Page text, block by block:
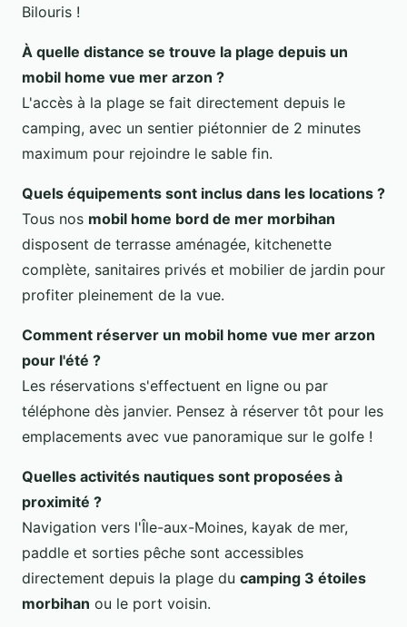
Bilouris !
À quelle distance se trouve la plage depuis un
mobil home vue mer arzon ?
L'accès à la plage se fait directement depuis le
camping, avec un sentier piétonnier de 2 minutes
maximum pour rejoindre le sable fin.
Quels équipements sont inclus dans les locations ?
Tous nos mobil home bord de mer morbihan
disposent de terrasse aménagée, kitchenette
complète, sanitaires privés et mobilier de jardin pour
profiter pleinement de la vue.
Comment réserver un mobil home vue mer arzon
pour l'été ?
Les réservations s'effectuent en ligne ou par
téléphone dès janvier. Pensez à réserver tôt pour les
emplacements avec vue panoramique sur le golfe !
Quelles activités nautiques sont proposées à
proximité ?
Navigation vers l'Île-aux-Moines, kayak de mer,
paddle et sorties pêche sont accessibles
directement depuis la plage du camping 3 étoiles
morbihan ou le port voisin.